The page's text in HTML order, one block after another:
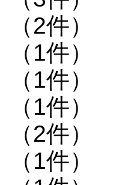
（2件）
（1件）
（1件）
（1件）
（2件）
（1件）